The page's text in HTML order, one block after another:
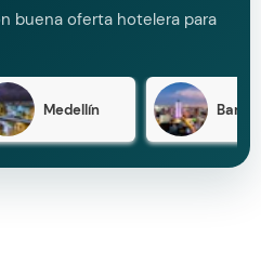
buena oferta hotelera para
Medellín